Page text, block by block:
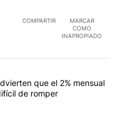
COMPARTIR
MARCAR
COMO
INAPROPIADO
más comentarios en los
"Inflación: economistas
que el 2% mensual
de romper